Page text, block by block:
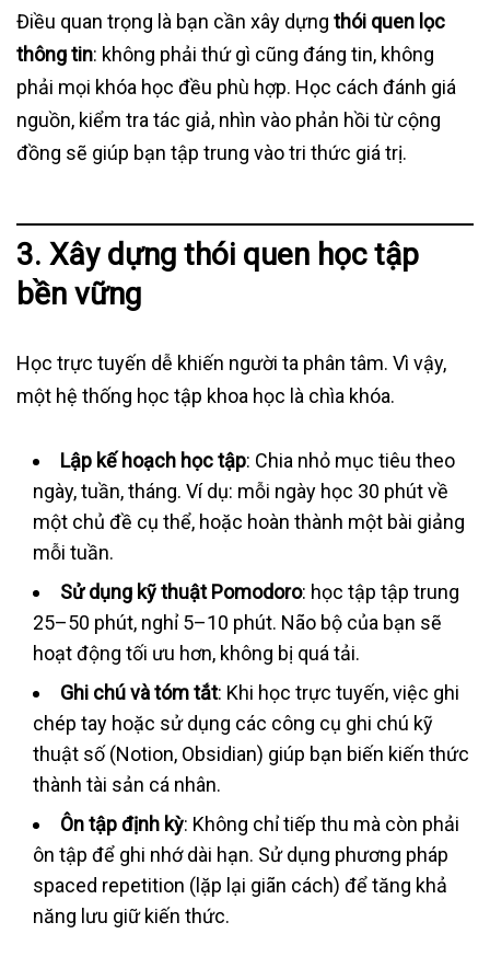
Điều quan trọng là bạn cần xây dựng thói quen lọc
thông tin: không phải thứ gì cũng đáng tin, không
phải mọi khóa học đều phù hợp. Học cách đánh giá
nguồn, kiểm tra tác giả, nhìn vào phản hồi từ cộng
đồng sẽ giúp bạn tập trung vào tri thức giá trị.
3. Xây dựng thói quen học tập
bền vững
Học trực tuyến dễ khiến người ta phân tâm. Vì vậy,
một hệ thống học tập khoa học là chìa khóa.
Lập kế hoạch học tập: Chia nhỏ mục tiêu theo
ngày, tuần, tháng. Ví dụ: mỗi ngày học 30 phút về
một chủ đề cụ thể, hoặc hoàn thành một bài giảng
mỗi tuần.
Sử dụng kỹ thuật Pomodoro: học tập tập trung
25–50 phút, nghỉ 5–10 phút. Não bộ của bạn sẽ
hoạt động tối ưu hơn, không bị quá tải.
Ghi chú và tóm tắt: Khi học trực tuyến, việc ghi
chép tay hoặc sử dụng các công cụ ghi chú kỹ
thuật số (Notion, Obsidian) giúp bạn biến kiến thức
thành tài sản cá nhân.
Ôn tập định kỳ: Không chỉ tiếp thu mà còn phải
ôn tập để ghi nhớ dài hạn. Sử dụng phương pháp
spaced repetition (lặp lại giãn cách) để tăng khả
năng lưu giữ kiến thức.